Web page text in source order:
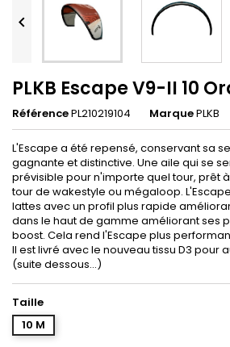

PLKB Escape V9-II 10
RéférencePL210219104 MarquePLKB
L'Escape a été repensé, conservant sa
gagnante et distinctive. Une aile qui se
prévisible pour n'importe quel tour, prêt
tour de wakestyle ou mégaloop.
lattes avec un profil plus rapide
dans le haut de gamme améliorant ses
boost. Cela rend l'Escape plus
II est livré avec le nouveau tissu D3 pour
(suite dessous...)
Taille
10 M